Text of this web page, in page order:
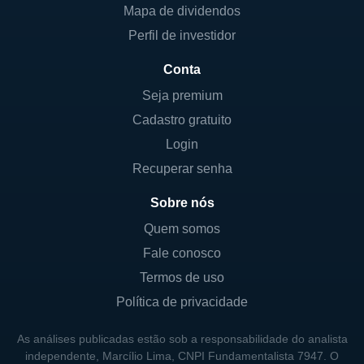
funcionários em todo o mundo, a empresa
aposta na inovação contínua, investindo em
clara estratégia de longo prazo para explorar
novas áreas, como serviços de saúde, carros
autônomos com a Waymo, e tecnologias
Além disso, a companhia é considerada uma
das mais valiosas do mundo,
frequentemente aparecendo nas listas das
empresas com maior valor de mercado. O
do usuário e a transformação digital tem
colocado a Alphabet em uma posição
liderante, não apenas em tecnologia, mas
Mapa de dividendos
Perfil de investidor
Conta
Seja premium
Cadastro gratuito
Login
Recuperar senha
Sobre nós
Quem somos
Fale conosco
Termos de uso
Política de privacidade
As análises publicadas estão sob a responsabilidade do analista
independente, Marcílio Lima, CNPI Fundamentalista 7947. O